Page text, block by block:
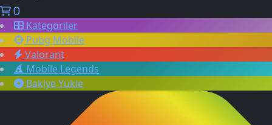
0
Kategoriler
Pubg Mobile
Valorant
Mobile Legends
Bakiye Yükle